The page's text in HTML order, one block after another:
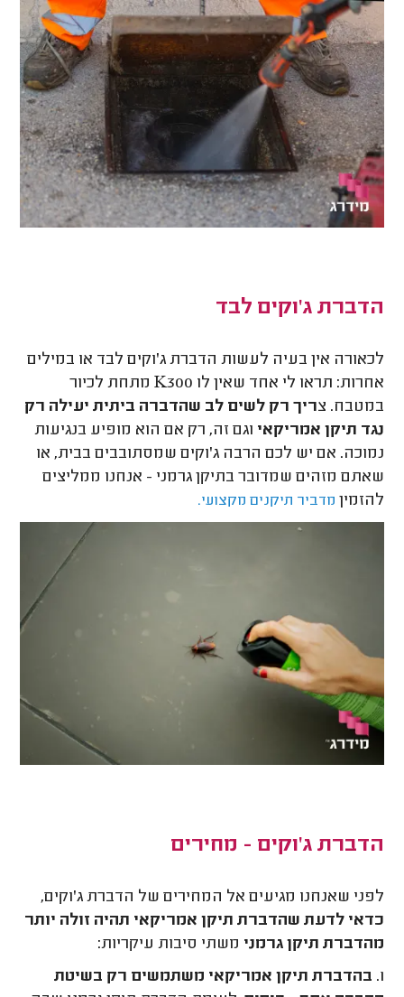
הדברת ג'וקים לבד
לכאורה אין בעיה לעשות הדברת ג'וקים לבד או במילים
אחרות: תראו לי אחד שאין לו K300 מתחת לכיור
במטבח. צריך רק לשים לב שהדברה ביתית יעילה רק
נגד תיקן אמריקאי וגם זה, רק אם הוא מופיע בנגיעות
נמוכה. אם יש לכם הרבה ג'וקים שמסתובבים בבית, או
שאתם מזהים שמדובר בתיקן גרמני - אנחנו ממליצים
להזמין מדביר תיקנים מקצועי.
הדברת ג'וקים - מחירים
לפני שאנחנו מגיעים אל המחירים של הדברת ג'וקים,
כדאי לדעת שהדברת תיקן אמריקאי תהיה זולה יותר
מהדברת תיקן גרמני משתי סיבות עיקריות:
1. בהדברת תיקן אמריקאי משתמשים רק בשיטת